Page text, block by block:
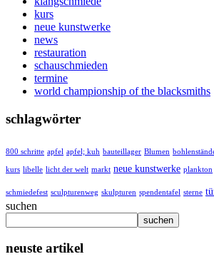
kurs
neue kunstwerke
news
restauration
schauschmieden
termine
world championship of the blacksmiths
schlagwörter
800 schritte apfel apfel; kuh bauteillager Blumen
kurs libelle licht der welt markt neue kunstwerke plankton
schmiedefest sculpturenweg skulpturen spendentafel sterne
suchen
suchen
neuste artikel